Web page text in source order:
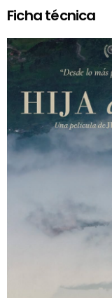
Ficha técnica